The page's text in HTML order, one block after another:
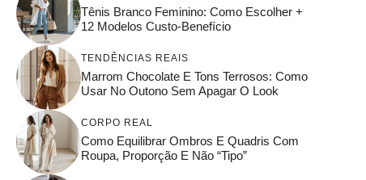
Tênis Branco Feminino: Como Escolher +
12 Modelos Custo-Benefício
TENDÊNCIAS REAIS
Marrom Chocolate E Tons Terrosos: Como
Usar No Outono Sem Apagar O Look
CORPO REAL
Como Equilibrar Ombros E Quadris Com
Roupa, Proporção E Não “tipo”